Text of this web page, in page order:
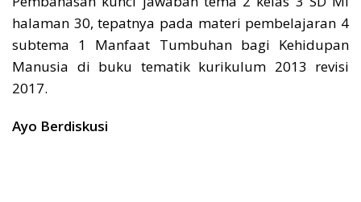
halaman 30, tepatnya pada materi pembelajaran 4
subtema 1 Manfaat Tumbuhan bagi Kehidupan
Manusia di buku tematik kurikulum 2013 revisi
2017.
Ayo Berdiskusi